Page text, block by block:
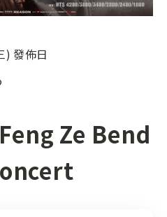
) 發佈日
Ze Bend